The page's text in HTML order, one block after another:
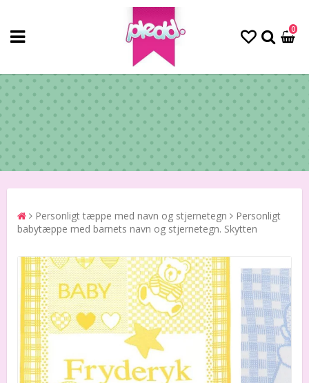
0
Personligt tæppe med navn og stjernetegn
Personligt
babytæppe med barnets navn og stjernetegn. Skytten